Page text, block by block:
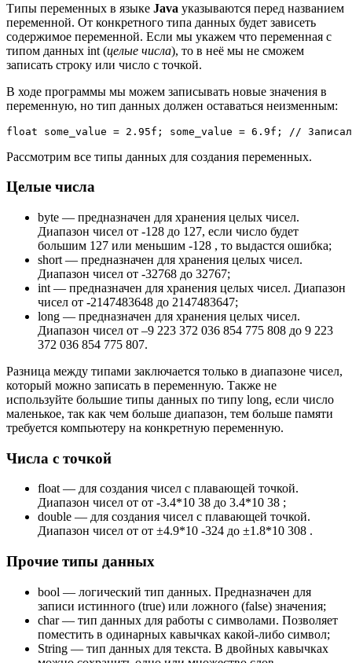
Типы переменных в языке Java указываются перед названием
переменной. От конкретного типа данных будет зависеть
содержимое переменной. Если мы укажем что переменная с
типом данных int (целые числа), то в неё мы не сможем
записать строку или число с точкой.
В ходе программы мы можем записывать новые значения в
переменную, но тип данных должен оставаться неизменным:
float some_value = 2.95f; some_value = 6.9f; //
Рассмотрим все типы данных для создания переменных.
Целые числа
byte — предназначен для хранения целых чисел.
Диапазон чисел от -128 до 127, если число будет
большим 127 или меньшим -128 , то выдастся ошибка;
short — предназначен для хранения целых чисел.
Диапазон чисел от -32768 до 32767;
int — предназначен для хранения целых чисел. Диапазон
чисел от -2147483648 до 2147483647;
long — предназначен для хранения целых чисел.
Диапазон чисел от –9 223 372 036 854 775 808 до 9 223
372 036 854 775 807.
Разница между типами заключается только в диапазоне чисел,
который можно записать в переменную. Также не
используйте большие типы данных по типу long, если число
маленькое, так как чем больше диапазон, тем больше памяти
требуется компьютеру на конкретную переменную.
Числа с точкой
float — для создания чисел с плавающей точкой.
Диапазон чисел от от -3.4*10 38 до 3.4*10 38 ;
double — для создания чисел с плавающей точкой.
Диапазон чисел от от ±4.9*10 -324 до ±1.8*10 308 .
Прочие типы данных
bool — логический тип данных. Предназначен для
записи истинного (true) или ложного (false) значения;
char — тип данных для работы с символами. Позволяет
поместить в одинарных кавычках какой-либо символ;
String — тип данных для текста. В двойных кавычках